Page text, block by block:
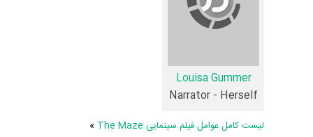
Gummer
.
در مجموع بیش از 2 نفر در تولید فیلم The Maze نقش داشته‌اند و هر یک از آنها در
اطلاعات فیلم The Maze
Louisa Gummer
Narrator - Herself
لیست کامل عوامل فیلم سینمایی The Maze »